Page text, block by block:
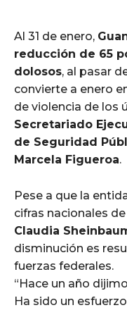
Al 31 de enero,
reducción de 65
dolosos, al pasar
convierte a enero
de violencia de los
Secretariado
de Seguridad
Marcela Figueroa.
Pese a que la
cifras nacionales
Claudia
disminución es
fuerzas federales.
“Hace un año
Ha sido un